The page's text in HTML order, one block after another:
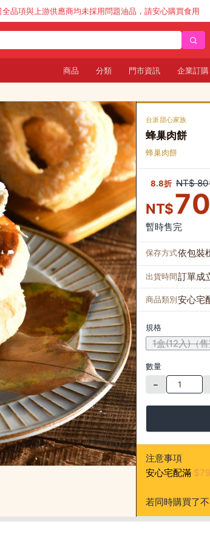
商均未採用問題油品，請安心購買食用
商品 分類 門市資訊 企業訂購
台派甜心家族
蜂巢肉餅
蜂巢肉餅
8.8折 NT$ 80
NT$70
暫時售完
保存方式依包裝
出貨時間訂單成
商品類別安心宅
規格
1盒(12入)（
數量
−
注意事項
安心宅配滿
若同時購買了